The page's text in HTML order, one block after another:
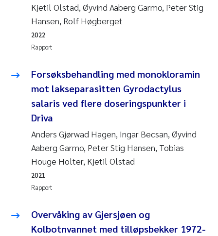
Kjetil Olstad, Øyvind Aaberg Garmo, Peter Stig
Hansen, Rolf Høgberget
Rapport
2022
Forsøksbehandling med monokloramin
mot lakseparasitten Gyrodactylus
salaris ved flere doseringspunkter i
Driva
Anders Gjørwad Hagen, Ingar Becsan, Øyvind
Aaberg Garmo, Peter Stig Hansen, Tobias
Houge Holter, Kjetil Olstad
Rapport
2021
Overvåking av Gjersjøen og
Kolbotnvannet med tilløpsbekker 1972-